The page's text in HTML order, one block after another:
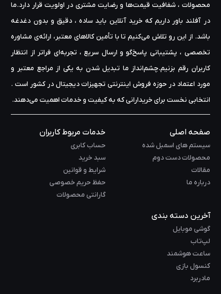
محصولات ، شفافیت قیمت‌ها و رضایت مشتری در اولویت قرار دارد.ما
در آفلند باور داریم که خرید آنلاین باید ساده ، دقیق و بدون دغدغه
باشد. از این رو تلاش می‌کنیم تا با تأمین کالاهای معتبر، ارائه‌ی مشاوره‌
تخصصی ، پشتیبانی پاسخ‌گو و ارسال سریع ، تجربه‌ای فراتر از انتظار
کاربران رقم بزنیم.چشم‌انداز ما تبدیل شدن به یکی از مراجع معتبر و
مورد اعتماد در حوزه‌ فروش اینترنتی تجهیزات دیجیتال در کشور است .
انتخابی نخست برای خریدارانی که به کیفیت و خدمات اهمیت می‌دهند.
صفحه اصلی
سیستم های اسمبل شده
محصولات دست دوم
مقالات
درباره ما
خدمات مربوط کاربران
حساب کابری
سبد خرید
شرایط و قوانین
حفظ حریم خصوصی
گارانتی محصولات
آخرین دسته بندی
گوشی موبایل
لپ‌تاب
ساعت هوشمند
کنسول بازی
مادربرد